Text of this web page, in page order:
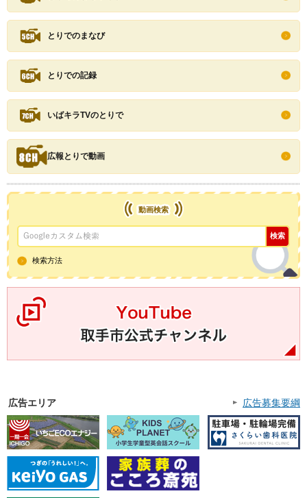
とりでのまなび
とりでの記録
いばキラTVのとりで
広報とりで動画
動画検索
検索方法
広告エリア 広告募集要綱